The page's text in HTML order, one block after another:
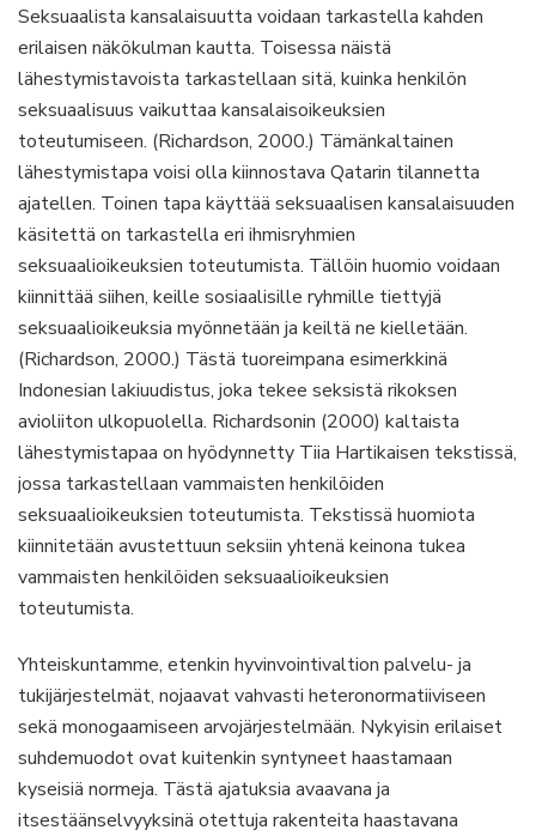
Seksuaalista kansalaisuutta voidaan tarkastella kahden
erilaisen näkökulman kautta. Toisessa näistä
lähestymistavoista tarkastellaan sitä, kuinka henkilön
seksuaalisuus vaikuttaa kansalaisoikeuksien
toteutumiseen. (Richardson, 2000.) Tämänkaltainen
lähestymistapa voisi olla kiinnostava Qatarin tilannetta
ajatellen. Toinen tapa käyttää seksuaalisen kansalaisuuden
käsitettä on tarkastella eri ihmisryhmien
seksuaalioikeuksien toteutumista. Tällöin huomio voidaan
kiinnittää siihen, keille sosiaalisille ryhmille tiettyjä
seksuaalioikeuksia myönnetään ja keiltä ne kielletään.
(Richardson, 2000.) Tästä tuoreimpana esimerkkinä
Indonesian lakiuudistus, joka tekee seksistä rikoksen
avioliiton ulkopuolella. Richardsonin (2000) kaltaista
lähestymistapaa on hyödynnetty Tiia Hartikaisen tekstissä,
jossa tarkastellaan vammaisten henkilöiden
seksuaalioikeuksien toteutumista. Tekstissä huomiota
kiinnitetään avustettuun seksiin yhtenä keinona tukea
vammaisten henkilöiden seksuaalioikeuksien
toteutumista.
Yhteiskuntamme, etenkin hyvinvointivaltion palvelu- ja
tukijärjestelmät, nojaavat vahvasti heteronormatiiviseen
sekä monogaamiseen arvojärjestelmään. Nykyisin erilaiset
suhdemuodot ovat kuitenkin syntyneet haastamaan
kyseisiä normeja. Tästä ajatuksia avaavana ja
itsestäänselvyyksinä otettuja rakenteita haastavana